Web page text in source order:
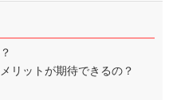
リットが期待できるの？